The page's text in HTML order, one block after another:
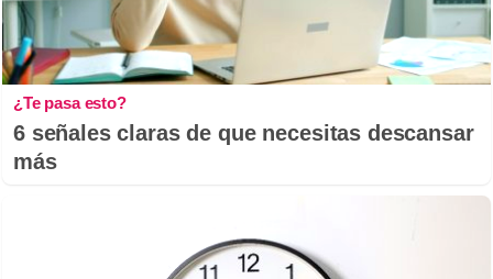
¿Te pasa esto?
6 señales claras de que necesitas descansar
más